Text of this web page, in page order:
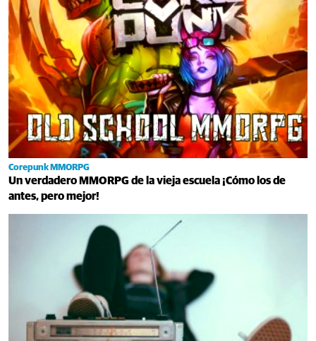
Corepunk MMORPG
Un verdadero MMORPG de la vieja escuela ¡Cómo los de
antes, pero mejor!